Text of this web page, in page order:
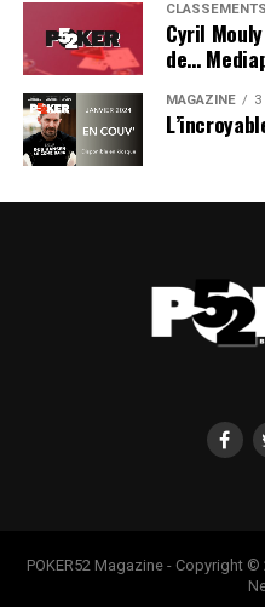
CLASSEMENTS
Cyril
de…
MAGAZINE 3
POKER52 Magazine - Copyright